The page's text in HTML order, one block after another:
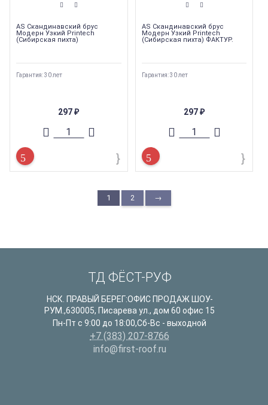
AS Скандинавский брус
Модерн Узкий Printech
(Сибирская пихта)
Гарантия: 30 лет
297₽
AS Скандинавский брус
Модерн Узкий Printech
(Сибирская пихта) ФАКТУР.
Гарантия: 30 лет
297₽
1 2 →
ТД ФЁСТ-РУФ
НСК. ПРАВЫЙ БЕРЕГ:ОФИС ПРОДАЖ ШОУ-
РУМ. ,630005, Писарева ул., дом 60 офис 15
Пн-Пт с 9:00 до 18:00,Сб-Вс - выходной
+7 (383) 207-8766
info@first-roof.ru